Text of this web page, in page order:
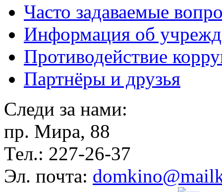
Часто задаваемые
Информация об
Противодействие
Партнёры и друзья
Следи за нами:
пр. Мира, 88
Тел.: 227-26-37
Эл. почта: